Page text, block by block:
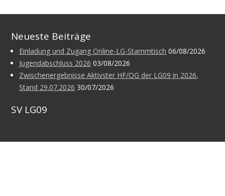
Neueste Beiträge
Einladung und Zugang Online-LG-Stammtisch 06/08/2026
Jugendabschluss 2026 03/08/2026
Zwischenergebnisse Aktivster HF/OG der LG09 in 2026,
Stand 29.07.2026 30/07/2026
SV LG09